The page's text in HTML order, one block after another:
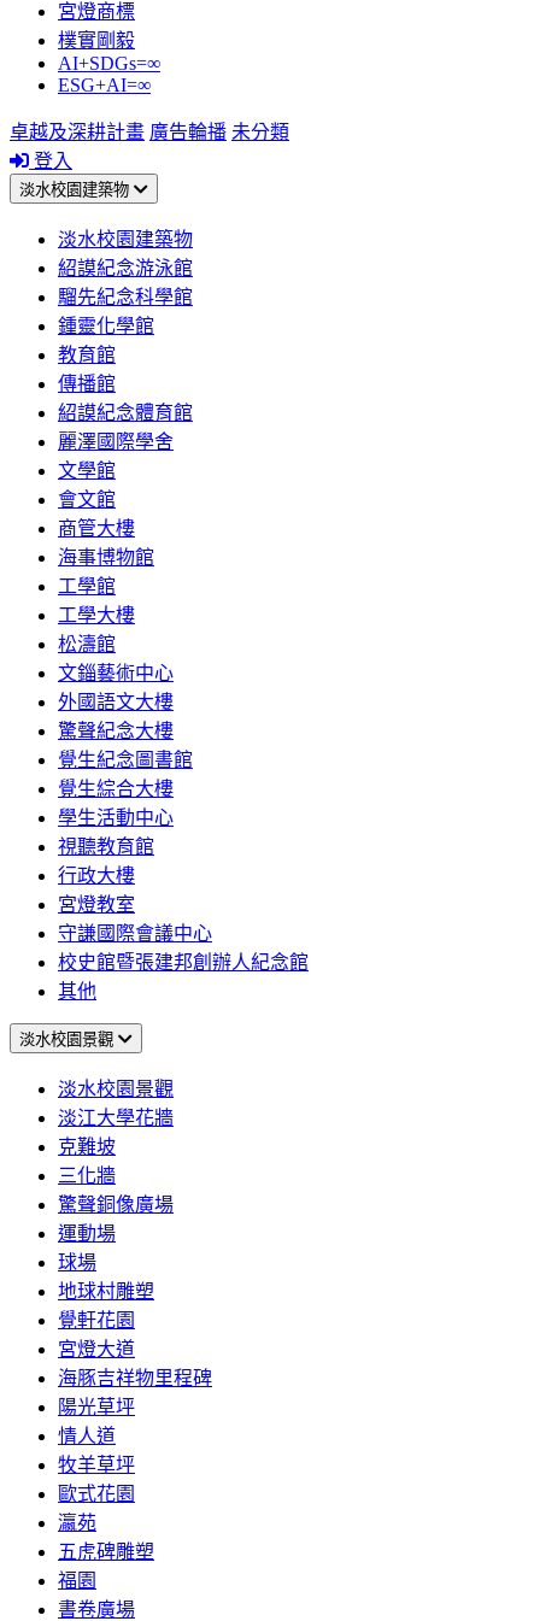
宮燈商標
樸實剛毅
AI+SDGs=∞
ESG+AI=∞
卓越及深耕計畫 廣告輪播 未分類
登入
淡水校園建築物
淡水校園建築物
紹謨紀念游泳館
騮先紀念科學館
鍾靈化學館
教育館
傳播館
紹謨紀念體育館
麗澤國際學舍
文學館
會文館
商管大樓
海事博物館
工學館
工學大樓
松濤館
文錙藝術中心
外國語文大樓
驚聲紀念大樓
覺生紀念圖書館
覺生綜合大樓
學生活動中心
視聽教育館
行政大樓
宮燈教室
守謙國際會議中心
校史館暨張建邦創辦人紀念館
其他
淡水校園景觀
淡水校園景觀
淡江大學花牆
克難坡
三化牆
驚聲銅像廣場
運動場
球場
地球村雕塑
覺軒花園
宮燈大道
海豚吉祥物里程碑
陽光草坪
情人道
牧羊草坪
歐式花園
瀛苑
五虎碑雕塑
福園
書卷廣場